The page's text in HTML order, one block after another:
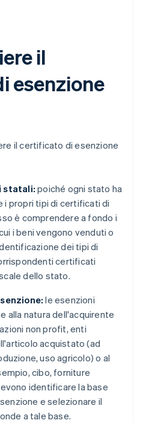
il
esenzione
il certificato di esenzione
statali: poiché ogni stato ha
i propri tipi di certificati di
è comprendere a fondo i
i beni vengono venduti o
dei tipi di
certificati
dello stato.
le esenzioni
alla natura dell'acquirente
non profit, enti
acquistato (ad
uso agricolo) o al
cibo, forniture
identificare la base
e selezionare il
a tale base.